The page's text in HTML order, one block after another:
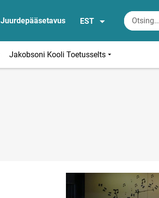
Juurdepääsetavus EST
Jakobsoni Kooli Toetusselts